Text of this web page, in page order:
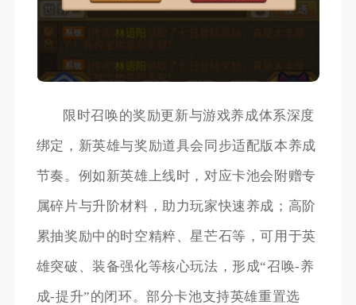
限时召唤的奖励更新与游戏养成体系深度
绑定，新英雄与奖励道具会同步适配版本养成
节奏。例如新英雄上线时，对应卡池会附赠专
属碎片与升阶材料，助力玩家快速养成；高阶
累抽奖励中的时空精粹、星芒石等，可用于英
雄突破、装备强化等核心玩法，形成“召唤-养
成-提升”的闭环。部分卡池支持英雄重置选